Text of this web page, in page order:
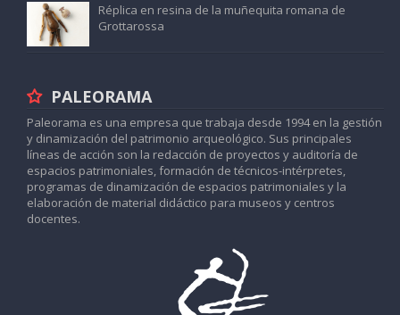
Réplica en resina de la muñequita romana de
Grottarossa
PALEORAMA
Paleorama es una empresa que trabaja desde 1994 en la gestión
y dinamización del patrimonio arqueológico. Sus principales
líneas de acción son la redacción de proyectos y auditoría de
espacios patrimoniales, formación de técnicos-intérpretes,
programas de dinamización de espacios patrimoniales y la
elaboración de material didáctico para museos y centros
docentes.